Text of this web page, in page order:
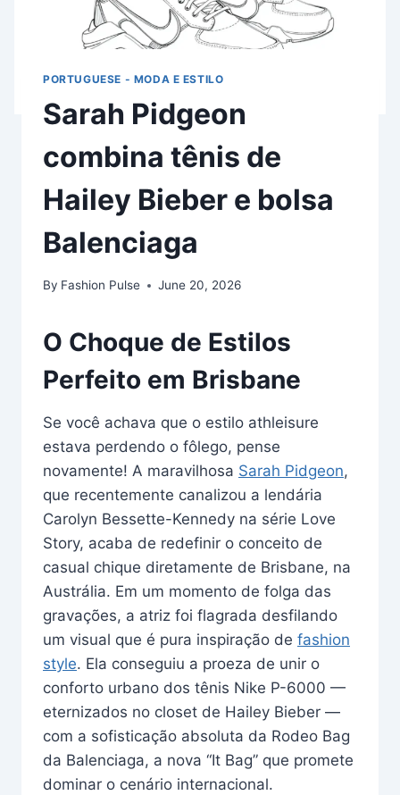
PORTUGUESE - MODA E ESTILO
Sarah Pidgeon
combina tênis de
Hailey Bieber e bolsa
Balenciaga
By Fashion Pulse June 20, 2026
O Choque de Estilos
Perfeito em Brisbane
Se você achava que o estilo athleisure
estava perdendo o fôlego, pense
novamente! A maravilhosa Sarah Pidgeon,
que recentemente canalizou a lendária
Carolyn Bessette-Kennedy na série Love
Story, acaba de redefinir o conceito de
casual chique diretamente de Brisbane, na
Austrália. Em um momento de folga das
gravações, a atriz foi flagrada desfilando
um visual que é pura inspiração de fashion
style. Ela conseguiu a proeza de unir o
conforto urbano dos tênis Nike P-6000 —
eternizados no closet de Hailey Bieber —
com a sofisticação absoluta da Rodeo Bag
da Balenciaga, a nova “It Bag” que promete
dominar o cenário internacional.